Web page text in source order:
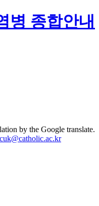
병 종합안내
by the Google translate.